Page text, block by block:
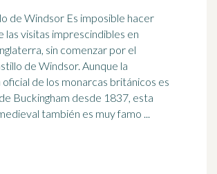
de Windsor Es imposible hacer
las visitas imprescindibles en
, sin comenzar por el
de Windsor. Aunque la
de los monarcas británicos es
Buckingham desde 1837, esta
también es muy famo ...